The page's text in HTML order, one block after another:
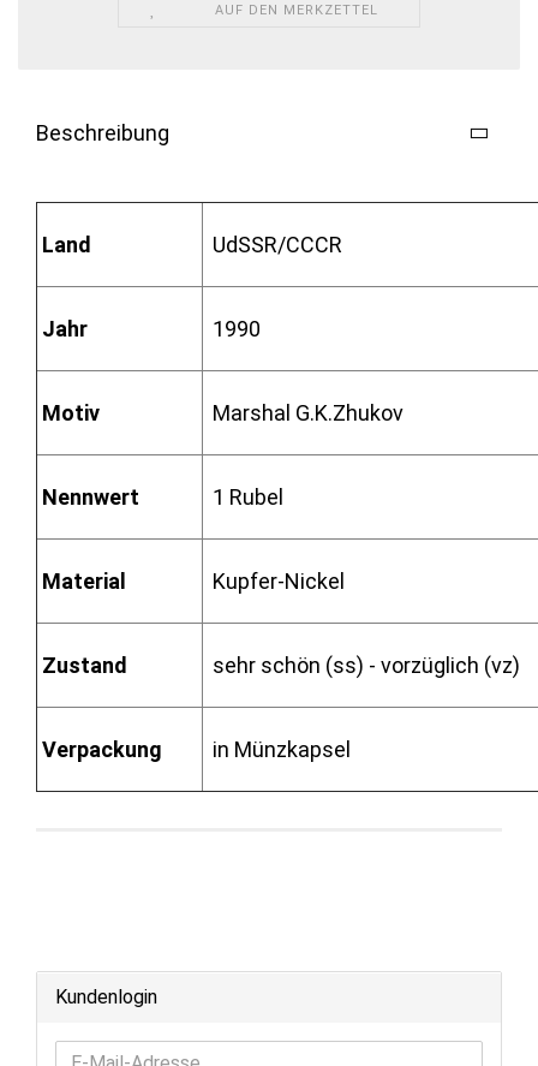
AUF DEN MERKZETTEL
Beschreibung
Land UdSSR/CCCR
Jahr 1990
Motiv Marshal G.K.Zhukov
Nennwert 1 Rubel
Material Kupfer-Nickel
Zustand sehr schön (ss) - vorzüglich (vz)
Verpackung in Münzkapsel
Kundenlogin